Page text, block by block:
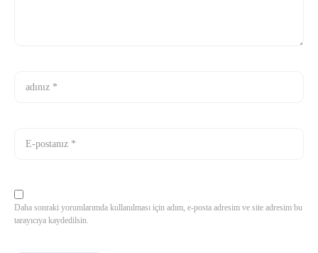
Daha sonraki yorumlarımda kullanılması için adım, e-posta adresim ve site adresim bu
tarayıcıya kaydedilsin.